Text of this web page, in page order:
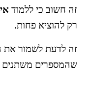
זה חשוב כי ללמוד
רק להוציא פחות.
זה לדעת לשמור את
שהמספרים